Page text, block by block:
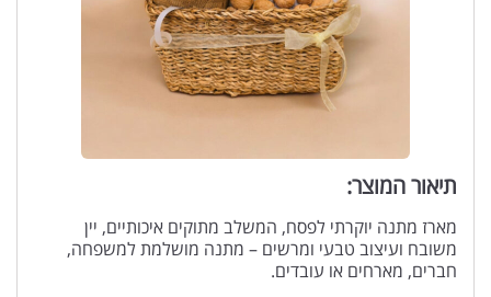
תיאור המוצר:
מארז מתנה יוקרתי לפסח, המשלב מתוקים איכותיים, יין
משובח ועיצוב טבעי ומרשים – מתנה מושלמת למשפחה,
חברים, מארחים או עובדים.